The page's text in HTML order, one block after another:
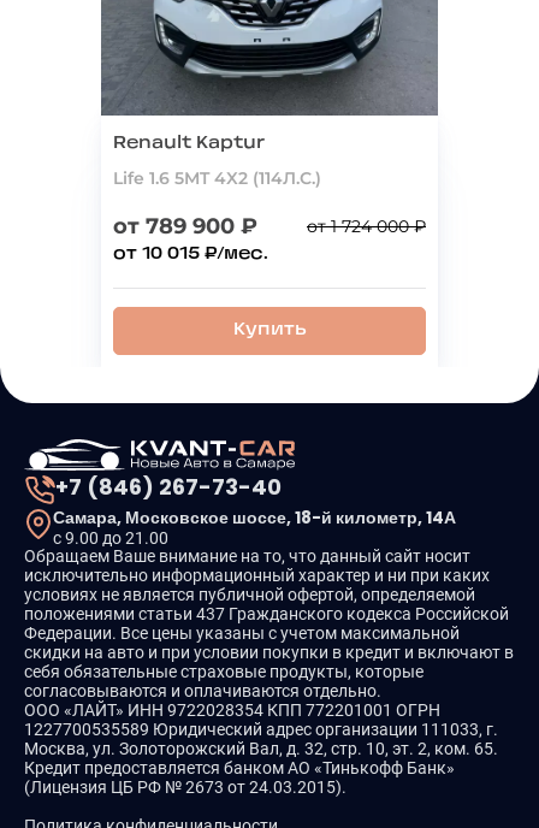
Renault Kaptur
Life 1.6 5MT 4X2 (114Л.С.)
от 789 900 ₽ от 1 724 000 ₽
от 10 015 ₽/мес.
Купить
+7 (846) 267-73-40
Самара, Московское шоссе, 18-й километр, 14А
с 9.00 до 21.00
Обращаем Ваше внимание на то, что данный сайт носит
исключительно информационный характер и ни при каких
условиях не является публичной офертой, определяемой
положениями статьи 437 Гражданского кодекса Российской
Федерации. Все цены указаны с учетом максимальной
скидки на авто и при условии покупки в кредит и включают в
себя обязательные страховые продукты, которые
согласовываются и оплачиваются отдельно.
ООО «ЛАЙТ» ИНН 9722028354 КПП 772201001 ОГРН
1227700535589 Юридический адрес организации 111033, г.
Москва, ул. Золоторожский Вал, д. 32, стр. 10, эт. 2, ком. 65.
Кредит предоставляется банком АО «Тинькофф Банк»
(Лицензия ЦБ РФ № 2673 от 24.03.2015).